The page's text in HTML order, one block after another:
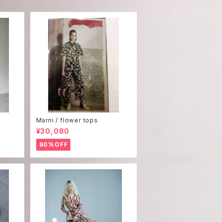
Marni / flower tops
¥30,080
80%OFF